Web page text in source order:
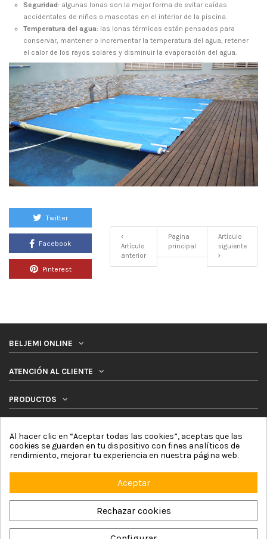
Seguridad: algunas lonas son la mejor forma de evitar caídas
accidentales de niños o mascotas en el interior de la piscina.
Temperatura del agua: las lonas térmicas están pensadas para
conservar, mantener o incrementar la temperatura del agua, retener
el calor de los rayos solares y disminuir la evaporación del agua.
Twitter
Facebook
Pinterest
Artículo
anterior
Pagina
principal
Artículo
siguiente
BELJEMI ONLINE
ATENCIÓN AL CLIENTE
PRODUCTOS
NEWSLETTER
Al hacer clic en “Aceptar todas las cookies”, aceptas que las
cookies se guarden en tu dispositivo con fines analíticos de
rendimiento, mejorar tu experiencia en nuestra página web.
Aceptar
Rechazar cookies